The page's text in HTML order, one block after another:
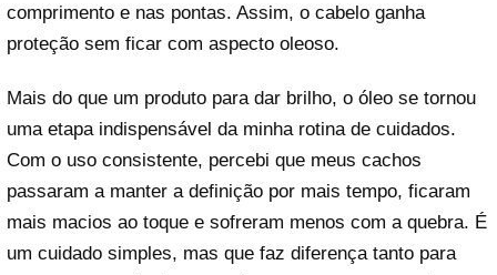
comprimento e nas pontas. Assim, o cabelo ganha
proteção sem ficar com aspecto oleoso.
Mais do que um produto para dar brilho, o óleo se tornou
uma etapa indispensável da minha rotina de cuidados.
Com o uso consistente, percebi que meus cachos
passaram a manter a definição por mais tempo, ficaram
mais macios ao toque e sofreram menos com a quebra. É
um cuidado simples, mas que faz diferença tanto para